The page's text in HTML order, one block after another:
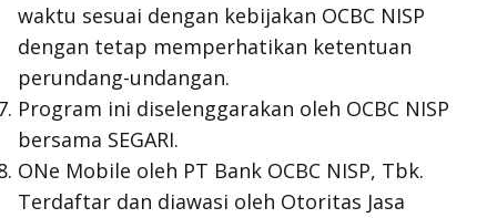
waktu sesuai dengan kebijakan OCBC NISP
dengan tetap memperhatikan ketentuan
perundang-undangan.
Program ini diselenggarakan oleh OCBC NISP
bersama SEGARI.
ONe Mobile oleh PT Bank OCBC NISP, Tbk.
Terdaftar dan diawasi oleh Otoritas Jasa